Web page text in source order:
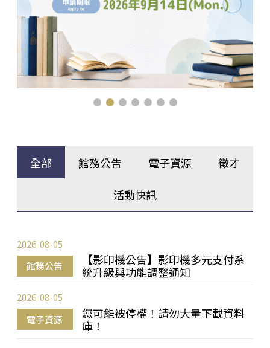
全部 館務公告 電子資源 徵才
活動快訊
館務公告
【影印機公告】影印機多元支付系
統升級與功能調整通知
2026-08-05
電子資源
您可能被停權！請勿大量下載資料
庫！
2026-08-05